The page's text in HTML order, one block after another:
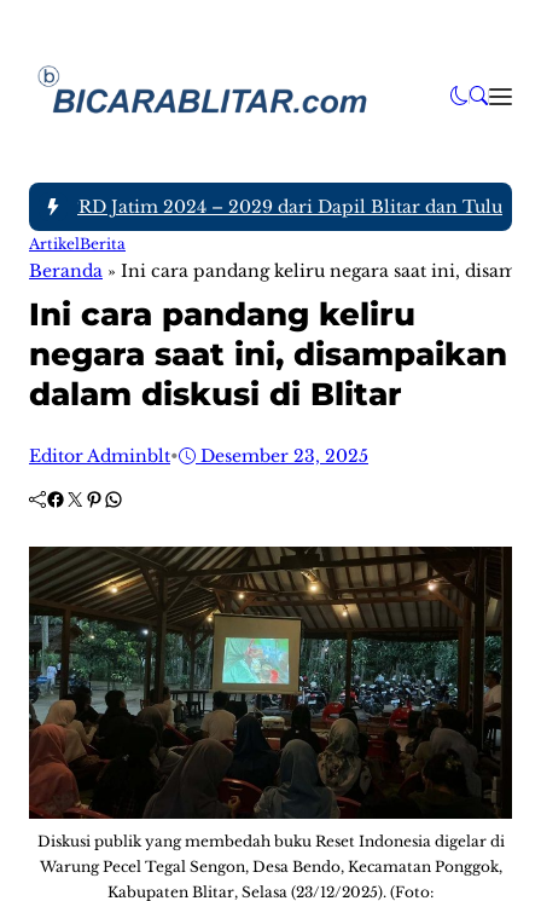
DPRD Jatim 2024 – 2029 dari Dapil Blitar dan
ArtikelBerita
Beranda » Ini cara pandang keliru negara saat ini,
Ini cara pandang keliru
negara saat ini, disampaikan
dalam diskusi di Blitar
Editor Adminblt• Desember 23, 2025
Facebook Twitter Pinterest WhatsApp
Diskusi publik yang membedah buku Reset Indonesia digelar di
Warung Pecel Tegal Sengon, Desa Bendo, Kecamatan Ponggok,
Kabupaten Blitar, Selasa (23/12/2025). (Foto: